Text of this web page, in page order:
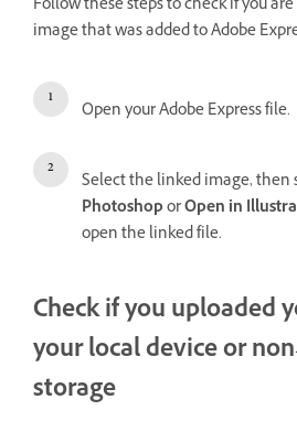
Follow these steps to check if you
image that was added to Adobe
Open your Adobe Express file.
Select the linked image, then
PhotoshoporOpen in
open the linked file.
Check if you uploaded
your local device or
storage